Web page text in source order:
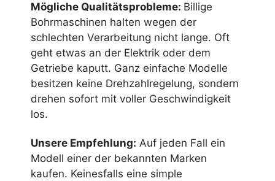
Mögliche Qualitätsprobleme: Billige
Bohrmaschinen halten wegen der
schlechten Verarbeitung nicht lange. Oft
geht etwas an der Elektrik oder dem
Getriebe kaputt. Ganz einfache Modelle
besitzen keine Drehzahlregelung, sondern
drehen sofort mit voller Geschwindigkeit
los.
Unsere Empfehlung: Auf jeden Fall ein
Modell einer der bekannten Marken
kaufen. Keinesfalls eine simple